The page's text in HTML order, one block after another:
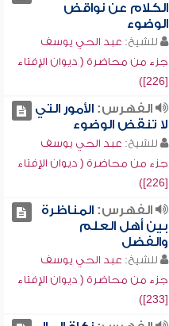
الكلام عن نواقض
الوضوء
للشيخ: عبد الحي يوسف
جزء من محاضرة ( ديوان الإفتاء
[226])
الفهرس:الأمور التي
لا تنقض الوضوء
للشيخ: عبد الحي يوسف
جزء من محاضرة ( ديوان الإفتاء
[226])
الفهرس:المناظرة
بين أهل العلم
والفضل
للشيخ: عبد الحي يوسف
جزء من محاضرة ( ديوان الإفتاء
[233])